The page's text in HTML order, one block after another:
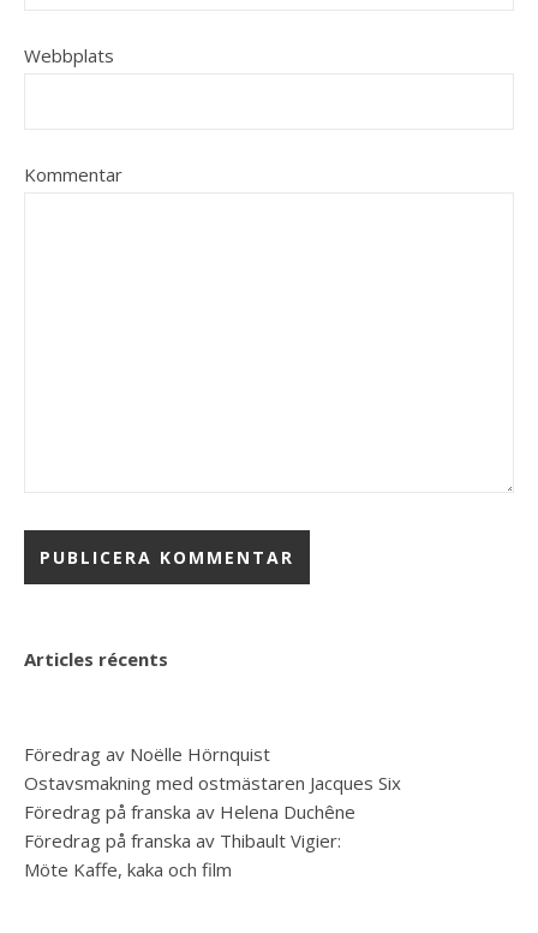
Webbplats
Kommentar
Articles récents
Föredrag av Noëlle Hörnquist
Ostavsmakning med ostmästaren Jacques Six
Föredrag på franska av Helena Duchêne
Föredrag på franska av Thibault Vigier:
Möte Kaffe, kaka och film